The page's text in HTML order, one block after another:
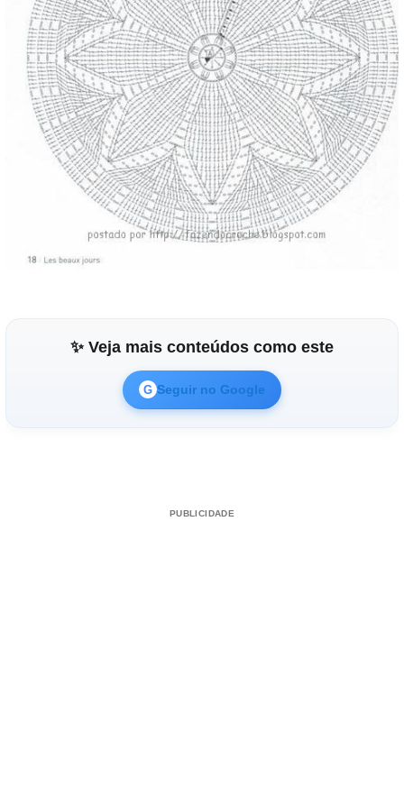
✨ Veja mais conteúdos como este
G Seguir no Google
PUBLICIDADE